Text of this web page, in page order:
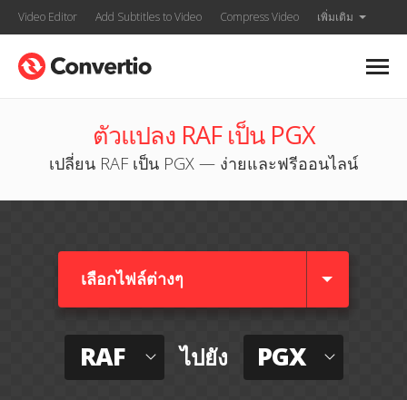
Video Editor Add Subtitles to Video Compress Video เพิ่มเติม
ตัวแปลง RAF เป็น PGX
เปลี่ยน RAF เป็น PGX — ง่ายและฟรีออนไลน์
เลือกไฟล์ต่างๆ​
RAF ไปยัง PGX